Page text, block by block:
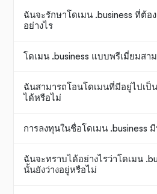
ฉันจะรักษาโดเมน .business ที่ต้อ
อย่างไร
โดเมน .business แบบพรีเมี่ยมสา
ฉันสามารถโอนโดเมนที่มีอยู่ไปเป็
ได้หรือไม่
การลงทุนในชื่อโดเมน .business
ฉันจะทราบได้อย่างไรว่าโดเมน
นั้นยังว่างอยู่หรือไม่